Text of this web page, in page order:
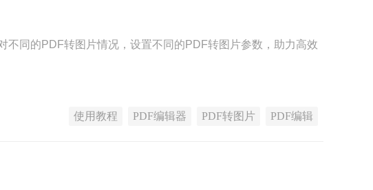
同的PDF转图片情况，设置不同的PDF转图片参数，助力高效
使用教程 PDF编辑器 PDF转图片 PDF编辑